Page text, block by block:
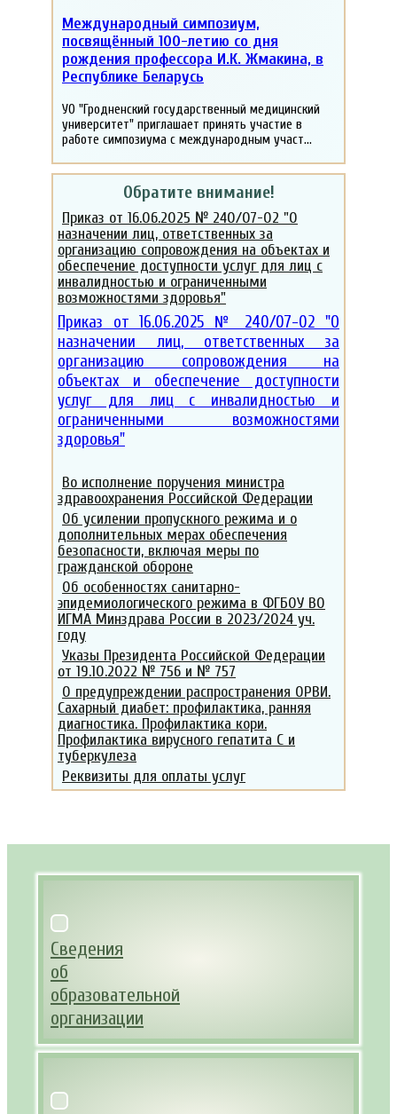
Международный симпозиум,
посвящённый 100-летию со дня
рождения профессора И.К. Жмакина, в
Республике Беларусь
УО "Гродненский государственный медицинский
университет" приглашает принять участие в
работе симпозиума с международным участ...
Обратите внимание!
Приказ от 16.06.2025 № 240/07-02 "О
назначении лиц, ответственных за
организацию сопровождения на объектах и
обеспечение доступности услуг для лиц с
инвалидностью и ограниченными
возможностями здоровья"
Приказ от 16.06.2025 № 240/07-02 "О
назначении лиц, ответственных за
организацию сопровождения на
объектах и обеспечение доступности
услуг для лиц с инвалидностью и
ограниченными возможностями
здоровья"
Во исполнение поручения министра
здравоохранения Российской Федерации
Об усилении пропускного режима и о
дополнительных мерах обеспечения
безопасности, включая меры по
гражданской обороне
Об особенностях санитарно-
эпидемиологического режима в ФГБОУ ВО
ИГМА Минздрава России в 2023/2024 уч.
году
Указы Президента Российской Федерации
от 19.10.2022 № 756 и № 757
О предупреждении распространения ОРВИ.
Сахарный диабет: профилактика, ранняя
диагностика. Профилактика кори.
Профилактика вирусного гепатита С и
туберкулеза
Реквизиты для оплаты услуг
Сведения
об
образовательной
организации